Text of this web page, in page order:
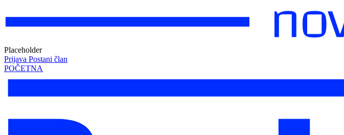
Placeholder
Prijava Postani član
POČETNA